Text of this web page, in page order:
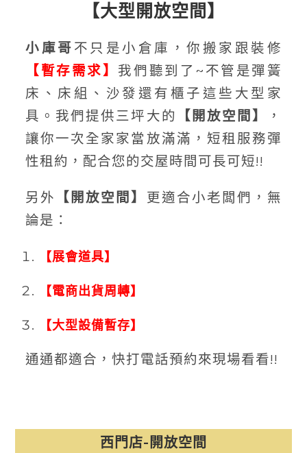
【大型開放空間】
小庫哥 不只是小倉庫，你搬家跟裝修
【暫存需求】 我們聽到了~不管是彈簧
床、床組、沙發還有櫃子這些大型家
具。我們提供三坪大的
【開放空間】
，
讓你一次全家家當放滿滿，短租服務彈
性租約，配合您的交屋時間可長可短!!
另外 【開放空間】 更適合小老闆們，無
論是：
【展會道具】
【電商出貨周轉】
【大型設備暫存】
通通都適合，快打電話預約來現場看看!!
西門店-開放空間